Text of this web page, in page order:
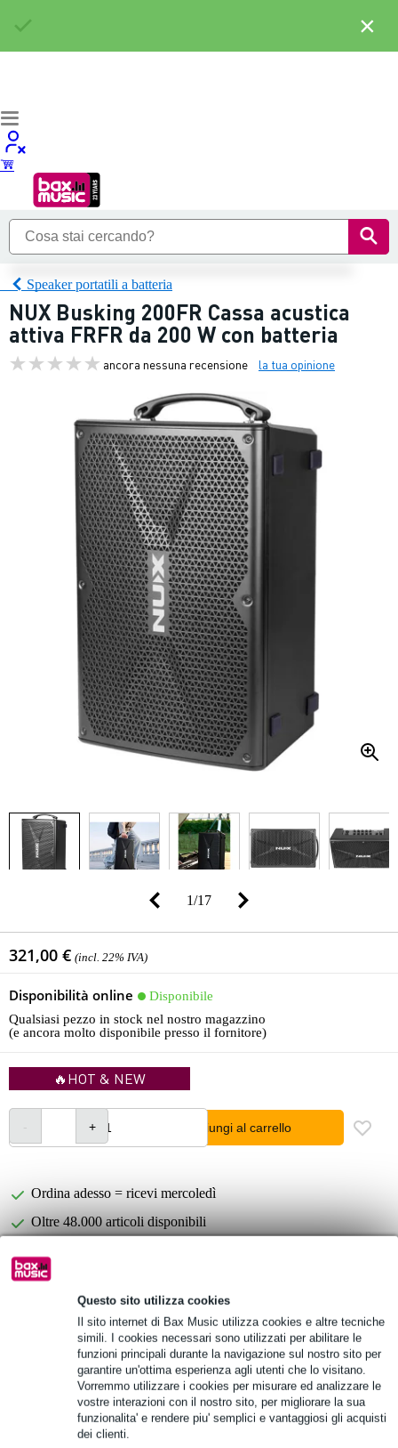
Questo sito utilizza cookies
Il sito internet di Bax Music utilizza cookies e altre tecniche
simili. I cookies necessari sono utilizzati per abilitare le
funzioni principali durante la navigazione sul nostro sito per
garantire un'ottima esperienza agli utenti che lo visitano.
Vorremmo utilizzare i cookies per misurare ed analizzare le
vostre interazioni con il nostro sito, per migliorare la sua
funzionalita' e rendere piu' semplici e vantaggiosi gli acquisti
dei clienti.
Speaker portatili a batteria
NUX Busking 200FR Cassa acustica
attiva FRFR da 200 W con batteria
ancora nessuna recensione la tua opinione
1/17
321,00 € (incl. 22% IVA)
Disponibilità online
Disponibile
Qualsiasi pezzo in stock nel nostro magazzino
(e ancora molto disponibile presso il fornitore)
🔥HOT & NEW
Aggiungi al carrello
Ordina adesso = ricevi mercoledì
Oltre 48.000 articoli disponibili
Scegli adesso i 2 anni di garanzia aggiuntiva e molti altri
vantaggi!
16,05 € di premio
Informazioni sul prodotto
altoparlante PA attivo compatto
×